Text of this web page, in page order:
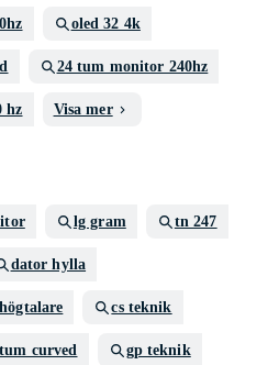
oled 32 4k
24 tum monitor 240hz
hz Visa mer
lg gram tn 247
dator hylla
cs teknik
curved gp teknik